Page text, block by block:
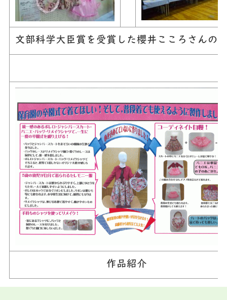
文部科学大臣賞を受賞した櫻井こころさんの
作品紹介